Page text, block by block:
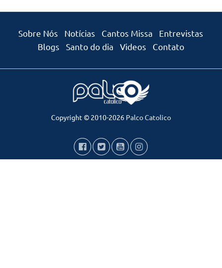
Sobre Nós Notícias Cantos Missa
Entrevistas
Blogs
Santo do dia Videos Contato
Copyright © 2010-2026 Palco Catolico